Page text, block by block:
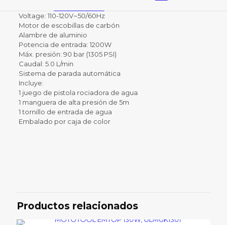
Voltage: 110-120V~50/60Hz
Motor de escobillas de carbón
Alambre de aluminio
Potencia de entrada: 1200W
Máx. presión: 90 bar (1305 PSI)
Caudal: 5.0 L/min
Sistema de parada automática
Incluye:
1 juego de pistola rociadora de agua
1 manguera de alta presión de 5m
1 tornillo de entrada de agua
Embalado por caja de color
“HIDROLAVADORA JADEVER
1200PSI, UJDHP3A12”
Productos relacionados